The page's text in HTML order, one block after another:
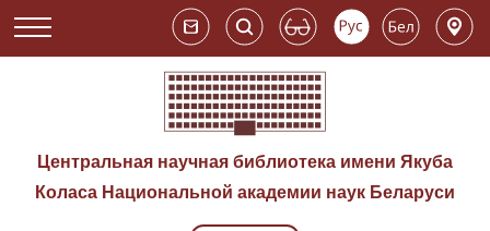
Центральная научная библиотека имени Якуба
Коласа Национальной академии наук Беларуси